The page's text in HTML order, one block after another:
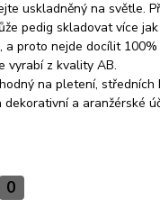
uskladněný na světle.
pedig skladovat více
a proto nejde docílit 100%
vyrabí z kvality AB.
na pletení, středních
a aranžérské
0